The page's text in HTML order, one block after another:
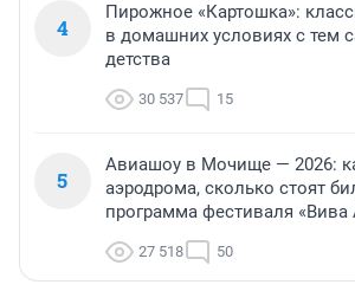
4
Пирожное «Картошка»:
в домашних условиях с тем
детства
30 537 15
5
Авиашоу в Мочище — 2026:
аэродрома, сколько стоят
программа фестиваля «Вива
27 518 50